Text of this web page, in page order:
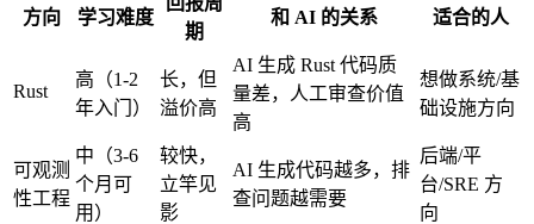
方向 学习难度
期
和 AI 的关系 适合的人
Rust
高（1-2
年入门）
长，但
溢价高
AI 生成 Rust 代码质
量差，人工审查价值
高
想做系统/基
础设施方向
可观测
性工程
中（3-6
个月可
用）
较快，
立竿见
影
AI 生成代码越多，排
查问题越需要
后端/平
台/SRE 方
向